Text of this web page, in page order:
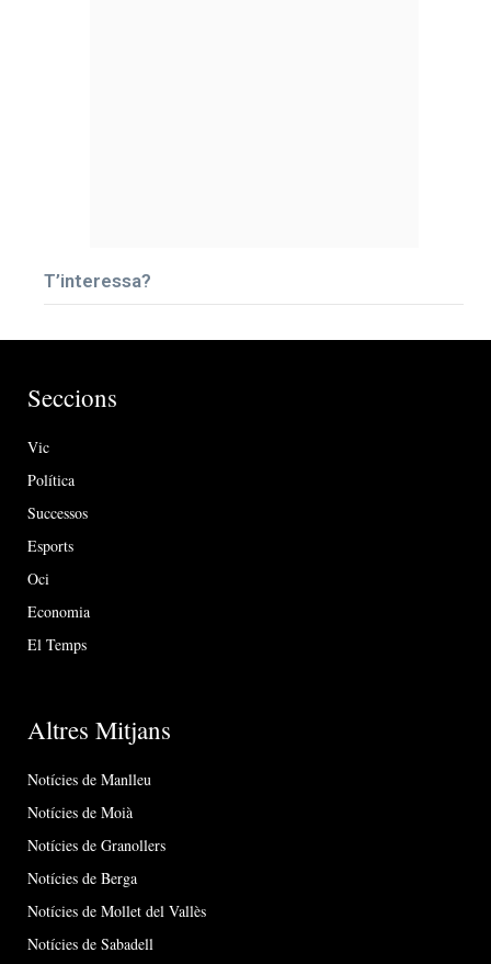
T’interessa?
Seccions
Vic
Política
Successos
Esports
Oci
Economia
El Temps
Altres Mitjans
Notícies de Manlleu
Notícies de Moià
Notícies de Granollers
Notícies de Berga
Notícies de Mollet del Vallès
Notícies de Sabadell